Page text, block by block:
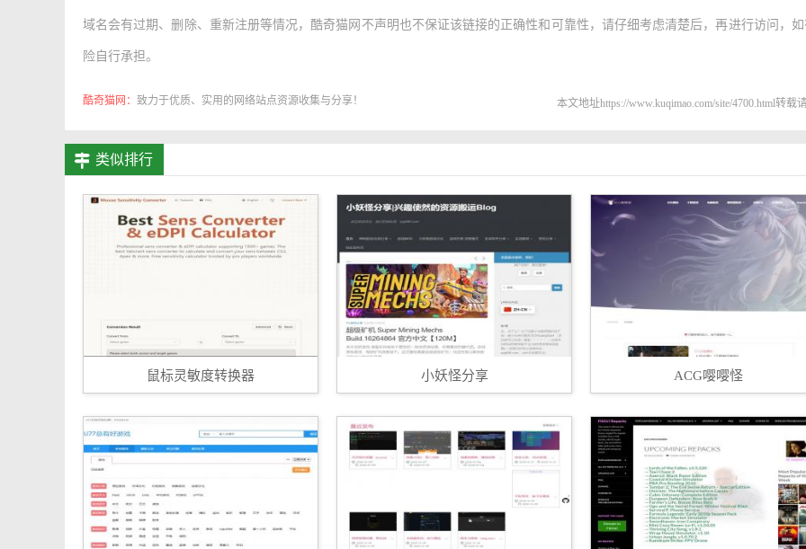
域名会有过期、删除、重新注册等情况，酷奇猫网不声明也不保证该链接的正确性和可靠性，请仔细考虑清楚后，再进行访问，
险自行承担。
酷奇猫网： 致力于优质、实用的网络站点资源收集与分享！ 本文地址https://www.kuqimao.com/site/4700.html转载
类似排行
鼠标灵敏度转换器 小妖怪分享 ACG嘤嘤怪